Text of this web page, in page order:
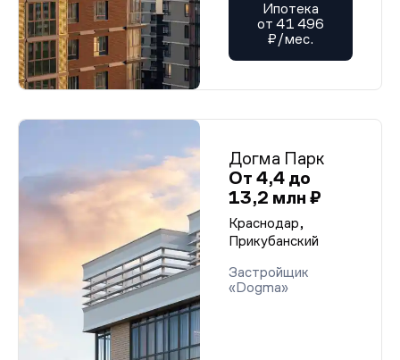
Ипотека
от 41 496
₽/мес.
Догма Парк
От 4,4 до
13,2 млн ₽
Краснодар,
Прикубанский
Застройщик
«Dogma»